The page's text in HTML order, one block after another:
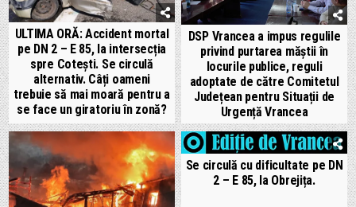
ULTIMA ORĂ: Accident mortal
pe DN 2 – E 85, la intersecția
spre Cotești. Se circulă
alternativ. Câți oameni
trebuie să mai moară pentru a
se face un giratoriu în zonă?
DSP Vrancea a impus regulile
privind purtarea măștii în
locurile publice, reguli
adoptate de către Comitetul
Județean pentru Situații de
Urgență Vrancea
Se circulă cu dificultate pe DN
2 – E 85, la Obrejița.